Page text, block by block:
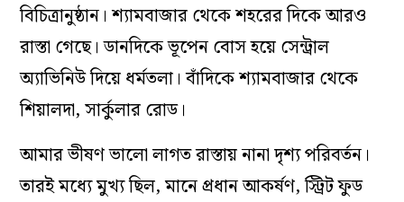
বিচিত্রানুষ্ঠান। শ্যামবাজার থেকে শহরের দিকে আরও
রাস্তা গেছে। ডানদিকে ভূপেন বোস হয়ে সেন্ট্রাল
অ্যাভিনিউ দিয়ে ধর্মতলা। বাঁদিকে শ্যামবাজার থেকে
শিয়ালদা, সার্কুলার রোড।
আমার ভীষণ ভালো লাগত রাস্তায় নানা দৃশ্য পরিবর্তন।
তারই মধ্যে মুখ্য ছিল, মানে প্রধান আকর্ষণ, স্ট্রিট ফুড